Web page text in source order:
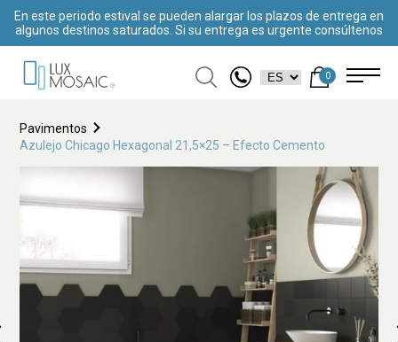
En este periodo estival se pueden alargar los plazos de entrega en
algunos destinos saturados. Si su entrega es urgente consúltenos
0
Pavimentos
Azulejo Chicago Hexagonal 21,5×25 – Efecto Cemento